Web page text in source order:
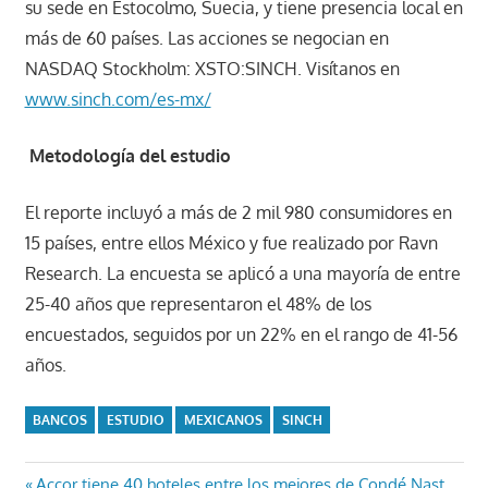
su sede en Estocolmo, Suecia, y tiene presencia local en
más de 60 países. Las acciones se negocian en
NASDAQ Stockholm: XSTO:SINCH. Visítanos en
www.sinch.com/es-mx/
Metodología del estudio
El reporte incluyó a más de 2 mil 980 consumidores en
15 países, entre ellos México y fue realizado por Ravn
Research. La encuesta se aplicó a una mayoría de entre
25-40 años que representaron el 48% de los
encuestados, seguidos por un 22% en el rango de 41-56
años.
BANCOS ESTUDIO MEXICANOS SINCH
Entrada